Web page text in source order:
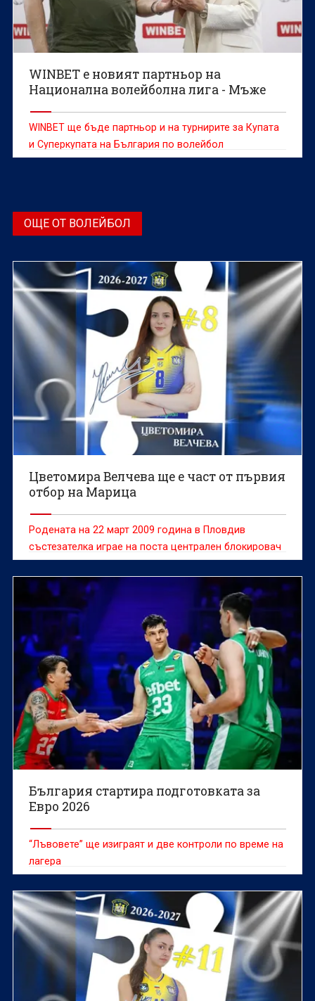
WINBET е новият партньор на
Национална волейболна лига - Мъже
WINBET ще бъде партньор и на турнирите за Купата
и Суперкупата на България по волейбол
ОЩЕ ОТ ВОЛЕЙБОЛ
Цветомира Велчева ще е част от първия
отбор на Марица
Родената на 22 март 2009 година в Пловдив
състезателка играе на поста централен блокировач
България стартира подготовката за
Евро 2026
“Лъвовете” ще изиграят и две контроли по време на
лагера